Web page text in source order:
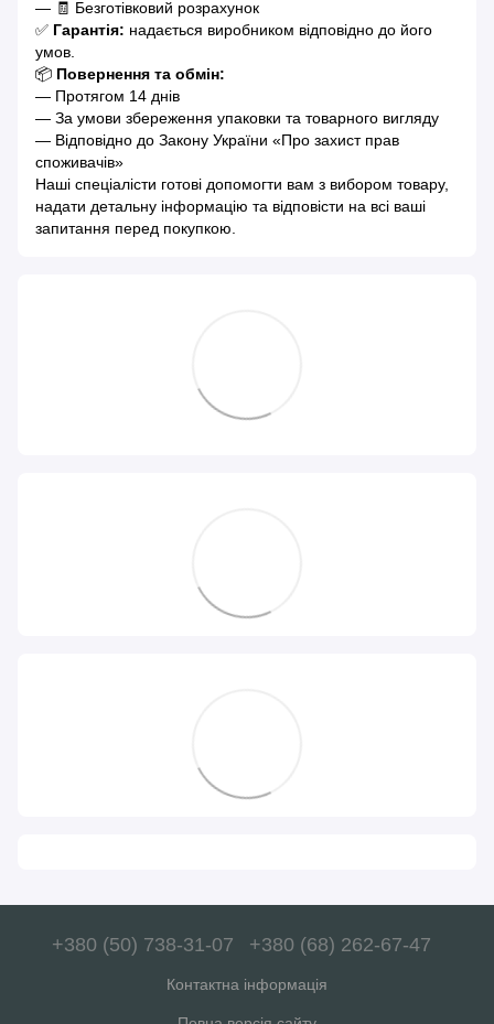
— 🧾 Безготівковий розрахунок
✅ Гарантія: надається виробником відповідно до його
умов.
📦 Повернення та обмін:
— Протягом 14 днів
— За умови збереження упаковки та товарного вигляду
— Відповідно до Закону України «Про захист прав
споживачів»
Наші спеціалісти готові допомогти вам з вибором товару,
надати детальну інформацію та відповісти на всі ваші
запитання перед покупкою.
+380 (50) 738-31-07 +380 (68) 262-67-47
Контактна інформація